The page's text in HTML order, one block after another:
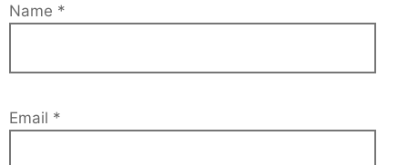
Name *
Email *